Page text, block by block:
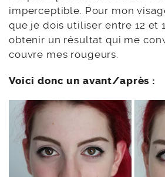
imperceptible. Pour mon
que je dois utiliser entre 12 et
obtenir un résultat qui me
couvre mes rougeurs.
Voici donc un avant/après :